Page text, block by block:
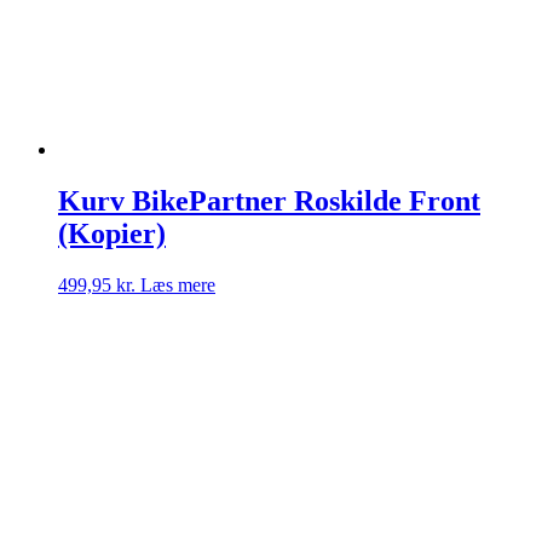
Kurv BikePartner Roskilde Front
(Kopier)
499,95 kr. Læs mere